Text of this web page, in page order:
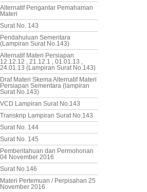
Alternatif Pengantar Pemahaman
Materi
Surat No. 143
Pendahuluan Sementara
(Lampiran Surat No.143)
Alternatif Materi Persiapan
12.12.12 , 21.12.1 , 01.01.13 ,
24.01.13 (Lampiran Surat No.143)
Draf Materi Skema Alternatif Materi
Persiapan Sementara (lampiran
Surat No.143)
VCD Lampiran Surat No.143
Transkrip Lampiran Surat No.143
Surat No. 144
Surat No. 145
Pemberitahuan dan Permohonan
04 November 2016
Surat No.146
Materi Pertemuan / Perpisahan 25
November 2016